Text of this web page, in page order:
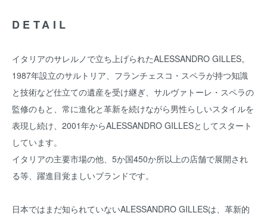
DETAIL
イタリアのサレルノで立ち上げられたALESSANDRO GILLES。
1987年設立のサルトリア、フランチェスコ・スペラが持つ知識
と技術など仕立ての遺産を受け継ぎ、サルヴァトーレ・スペラの
監修のもと、常に進化と革新を続けながら男性らしいスタイルを
表現し続け、2001年からALESSANDRO GILLESとしてスタート
しています。
イタリアの主要市場の他、5か国450か所以上の店舗で展開され
る等、躍進目覚ましいブランドです。
日本ではまだ知られていないALESSANDRO GILLESは、革新的